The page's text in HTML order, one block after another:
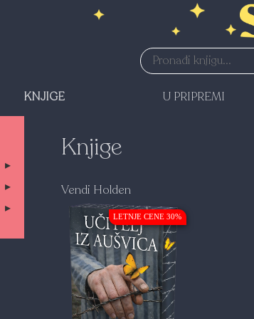
KNJIGE U PRIPREMI
▸
▸
▸
Knjige
Vendi Holden
LETNJE CENE 30%